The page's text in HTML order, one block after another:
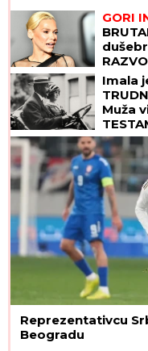
GORI
Imala
Muža
Reprezentativcu
Beogradu